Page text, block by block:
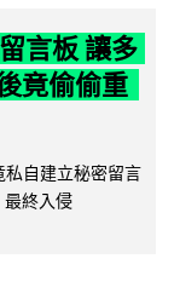
言板 讓多
竟偷偷重
自建立秘密留言
終入侵